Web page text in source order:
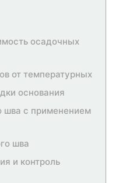
осадочных
от температурных
основания
шва с применением
шва
и контроль